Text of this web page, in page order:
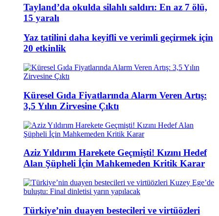
Tayland’da okulda silahlı saldırı: En az 7 ölü,
15 yaralı
Yaz tatilini daha keyifli ve verimli geçirmek için
20 etkinlik
Küresel Gıda Fiyatlarında Alarm Veren Artış:
3,5 Yılın Zirvesine Çıktı
Aziz Yıldırım Harekete Geçmişti! Kızını Hedef
Alan Şüpheli İçin Mahkemeden Kritik Karar
Türkiye’nin duayen bestecileri ve virtüözleri